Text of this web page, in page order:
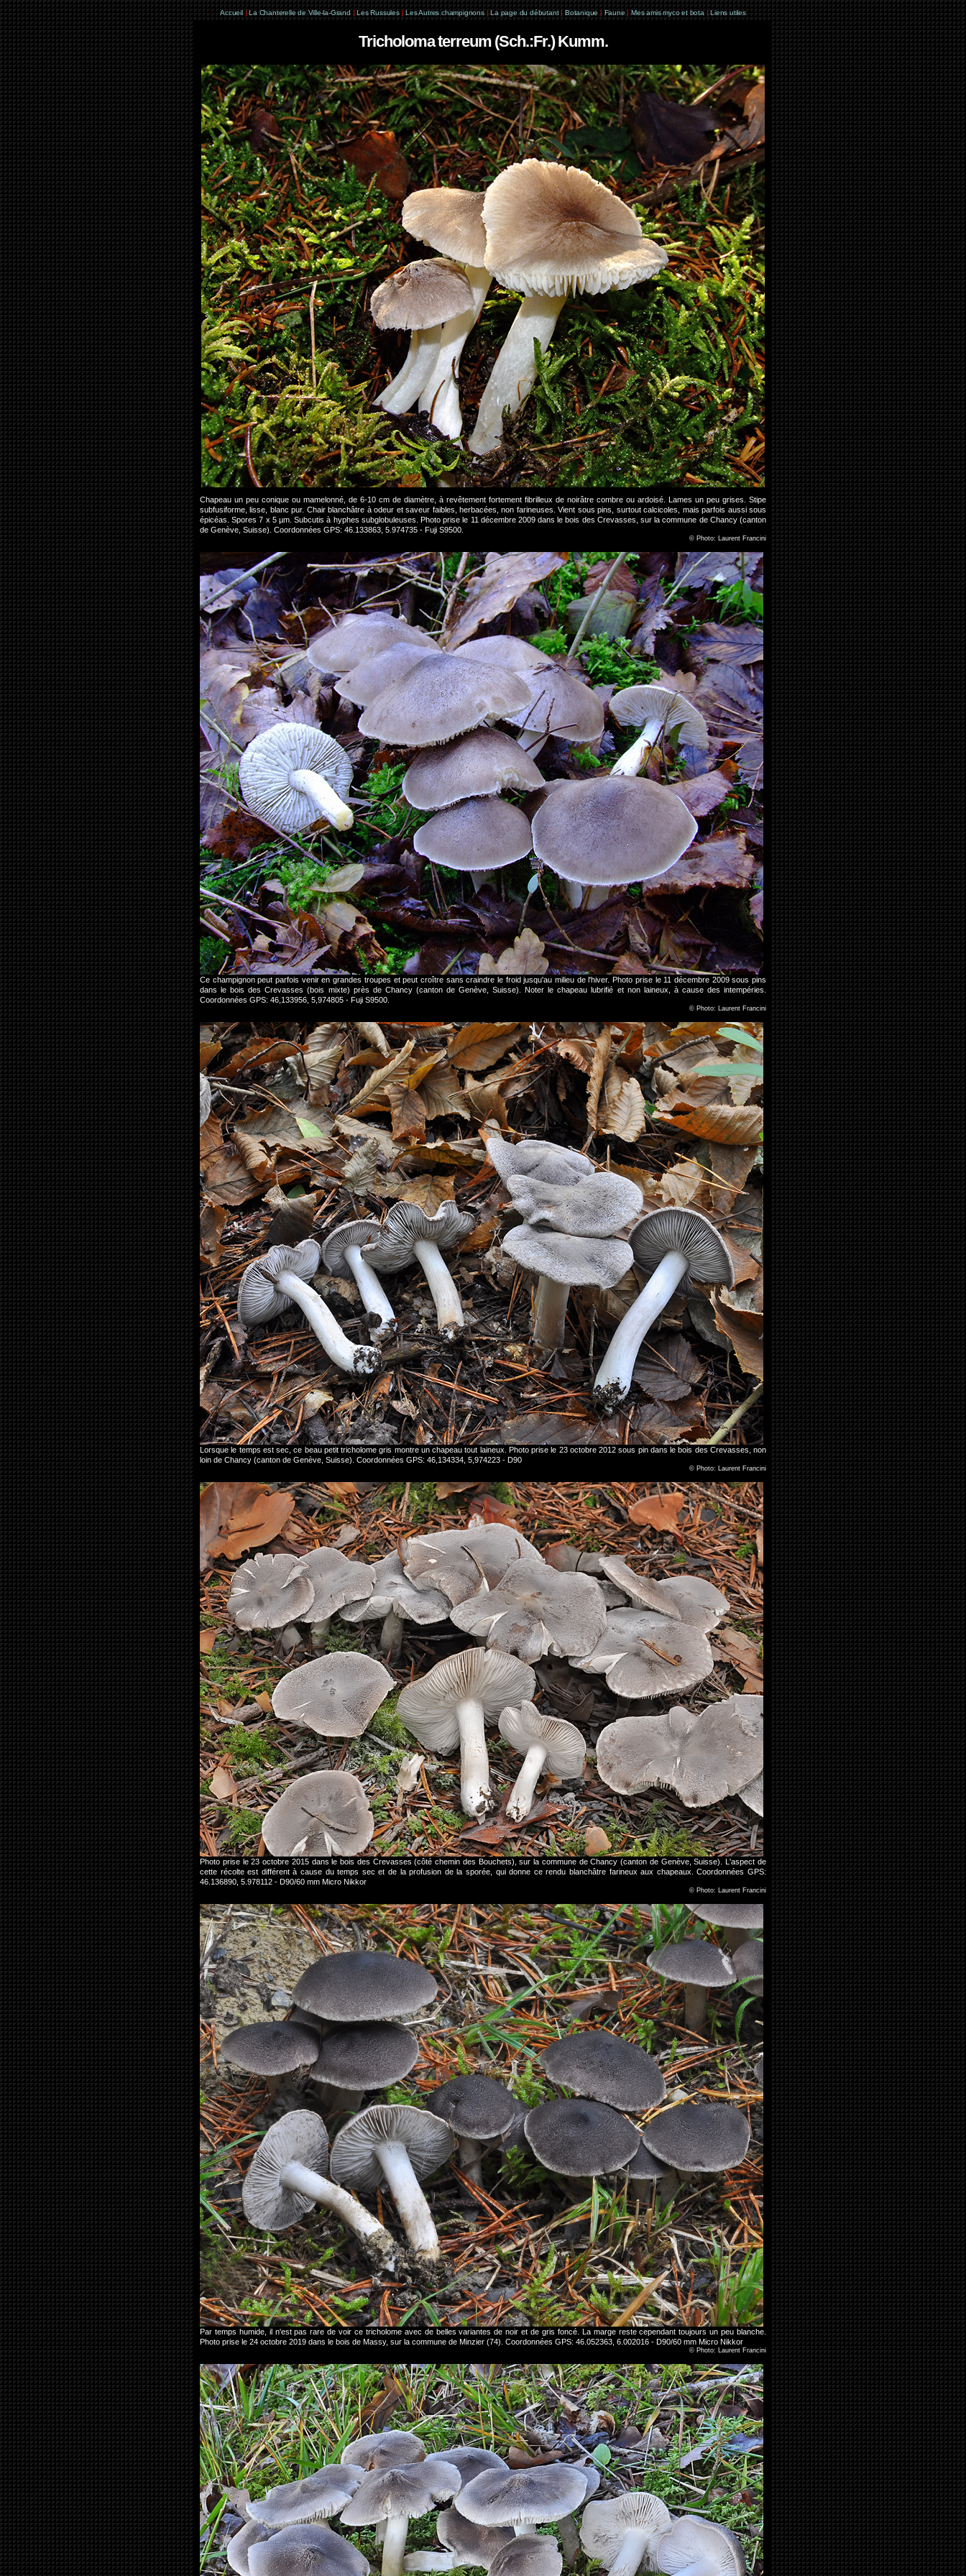
Accueil | La Chanterelle de Ville-la-Grand | Les Russules | Les Autres champignons | La page du débutant | Botanique | Faune | Mes amis myco et bota | Liens utiles
Tricholoma terreum (Sch.:Fr.) Kumm.
Chapeau un peu conique ou mamelonné, de 6-10 cm de diamètre, à revêtement fortement fibrilleux de noirâtre combre ou ardoisé. Lames un peu grises. Stipe
subfusiforme, lisse, blanc pur. Chair blanchâtre à odeur et saveur faibles, herbacées, non farineuses. Vient sous pins, surtout calcicoles, mais parfois aussi sous
épicéas. Spores 7 x 5 µm. Subcutis à hyphes subglobuleuses. Photo prise le 11 décembre 2009 dans le bois des Crevasses, sur la commune de Chancy (canton
de Genève, Suisse). Coordonnées GPS: 46.133863, 5.974735 - Fuji S9500.
© Photo: Laurent Francini
Ce champignon peut parfois venir en grandes troupes et peut croître sans craindre le froid jusqu'au milieu de l'hiver. Photo prise le 11 décembre 2009 sous pins
dans le bois des Crevasses (bois mixte) près de Chancy (canton de Genève, Suisse). Noter le chapeau lubrifié et non laineux, à cause des intempéries.
Coordonnées GPS: 46,133956, 5,974805 - Fuji S9500.
© Photo: Laurent Francini
Lorsque le temps est sec, ce beau petit tricholome gris montre un chapeau tout laineux. Photo prise le 23 octobre 2012 sous pin dans le bois des Crevasses, non
loin de Chancy (canton de Genève, Suisse). Coordonnées GPS: 46,134334, 5,974223 - D90
© Photo: Laurent Francini
Photo prise le 23 octobre 2015 dans le bois des Crevasses (côté chemin des Bouchets), sur la commune de Chancy (canton de Genève, Suisse). L'aspect de
cette récolte est différent à cause du temps sec et de la profusion de la sporée, qui donne ce rendu blanchâtre farineux aux chapeaux. Coordonnées GPS:
46.136890, 5.978112 - D90/60 mm Micro Nikkor
© Photo: Laurent Francini
Par temps humide, il n'est pas rare de voir ce tricholome avec de belles variantes de noir et de gris foncé. La marge reste cependant toujours un peu blanche.
Photo prise le 24 octobre 2019 dans le bois de Massy, sur la commune de Minzier (74). Coordonnées GPS: 46.052363, 6.002016 - D90/60 mm Micro Nikkor
© Photo: Laurent Francini